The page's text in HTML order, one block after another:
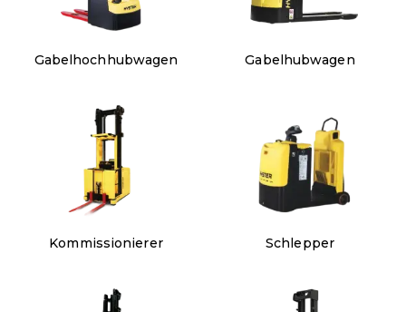
Gabelhochhubwagen Gabelhubwagen
Kommissionierer Schlepper